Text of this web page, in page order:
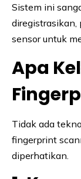
Sistem ini
diregistrasikan,
sensor untuk
Apa
Tidak ada
fingerprint
diperhatikan.